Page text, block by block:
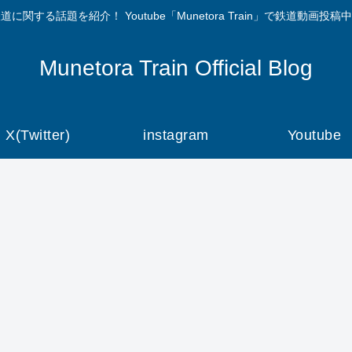
に関する話題を紹介！ Youtube「Munetora Train」で鉄道動画投稿
Munetora Train Official Blog
X(Twitter) instagram Youtube